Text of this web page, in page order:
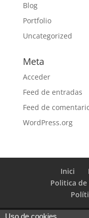
Blog
Portfolio
Uncategorized
Meta
Acceder
Feed de entradas
Feed de
WordPress.org
Inici
Politica de
Uso de cookies